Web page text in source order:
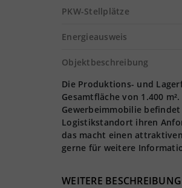
PKW-Stellplätze
Energieausweis
Objektbeschreibung
Die Produktions- und
Gesamtfläche von 1.400
Gewerbeimmobilie
Logistikstandort ihren
das macht einen
gerne für weitere
WEITERE BESCHREIBUNG